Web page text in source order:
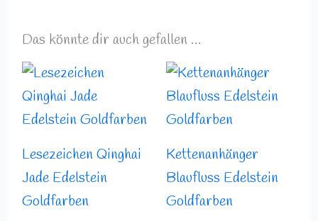
Das könnte dir auch gefallen …
Lesezeichen Qinghai
Jade Edelstein
Goldfarben
Kettenanhänger
Blaufluss Edelstein
Goldfarben